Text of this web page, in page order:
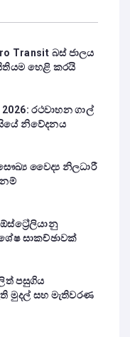
Transit බස් ජාලය
හෙළි කරයි
රථවාහන ගාල්
නිවේදනය
වෛද්‍ය නිලධාරී
සාකච්ඡාවක්
පසුගිය
මුදල් සහ මැතිවරණ